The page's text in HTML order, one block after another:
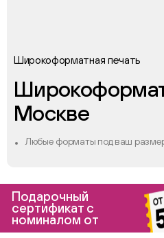
Широкоформатная печать
Москве
Любые форматы под ваш
Подарочный
сертификат с
номиналом от